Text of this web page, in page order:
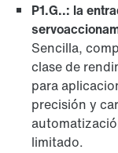
P1.G..: la
Sencilla,
clase de
para
precisión y
limitado.